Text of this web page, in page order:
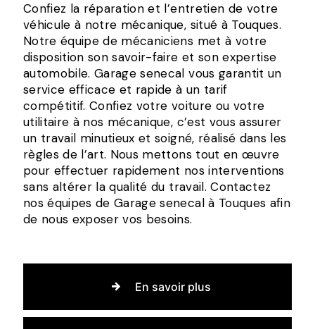
Confiez la réparation et l’entretien de votre
véhicule à notre mécanique, situé à Touques.
Notre équipe de mécaniciens met à votre
disposition son savoir-faire et son expertise
automobile. Garage senecal vous garantit un
service efficace et rapide à un tarif
compétitif. Confiez votre voiture ou votre
utilitaire à nos mécanique, c’est vous assurer
un travail minutieux et soigné, réalisé dans les
règles de l’art. Nous mettons tout en œuvre
pour effectuer rapidement nos interventions
sans altérer la qualité du travail. Contactez
nos équipes de Garage senecal à Touques afin
de nous exposer vos besoins.
En savoir plus